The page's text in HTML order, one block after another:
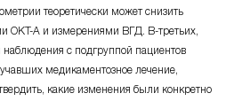
теоретически может снизить
OКT-A и измерениями ВГД. В-третьих,
с подгруппой пациентов
медикаментозное лечение,
какие изменения были конкретно